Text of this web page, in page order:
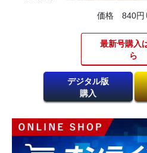
価格 840円（
最新号購入
ら​
デジタル版
購入